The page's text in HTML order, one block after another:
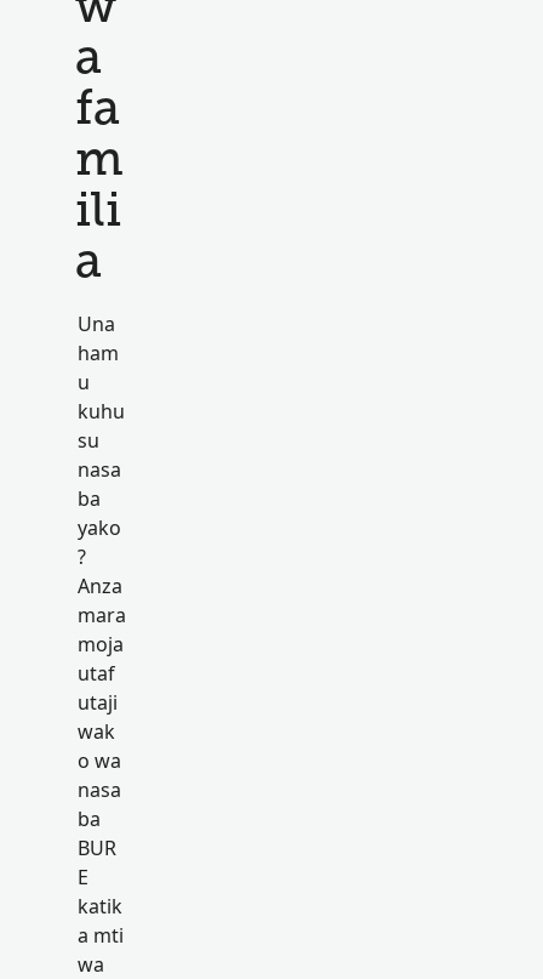
w
a
fa
m
ili
a
Una
ham
u
kuhu
su
nasa
ba
yako
?
Anza
mara
moja
utaf
utaji
wak
o wa
nasa
ba
BUR
E
katik
a mti
wa